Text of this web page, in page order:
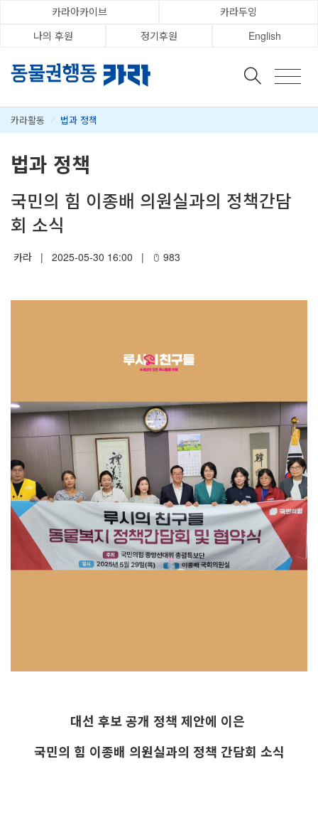
카라아카이브
카라두잉
나의 후원
정기후원 English
카라활동 / 법과 정책
법과 정책
국민의 힘 이종배 의원실과의 정책간담
회 소식
카라 | 2025-05-30 16:00 | 983
대선 후보 공개 정책 제안에 이은
국민의 힘 이종배 의원실과의 정책 간담회 소식